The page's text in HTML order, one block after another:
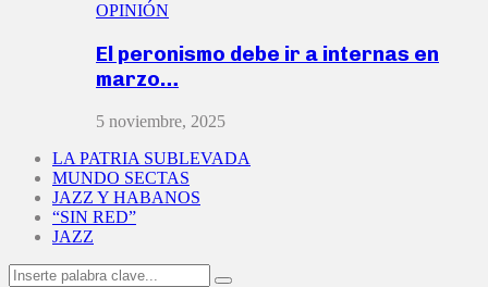
OPINIÓN
El peronismo debe ir a internas en
marzo…
5 noviembre, 2025
LA PATRIA SUBLEVADA
MUNDO SECTAS
JAZZ Y HABANOS
“SIN RED”
JAZZ
Search